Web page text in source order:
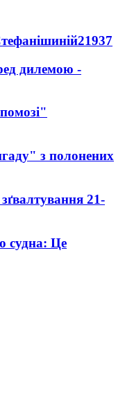
21937
дилемою -
з полонених
21-
судна: Це